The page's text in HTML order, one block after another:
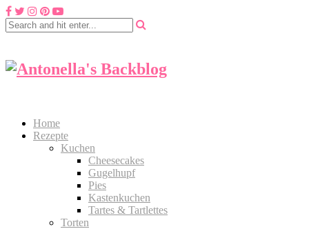
Home
Rezepte
Kuchen
Cheesecakes
Gugelhupf
Pies
Kastenkuchen
Tartes & Tartlettes
Torten